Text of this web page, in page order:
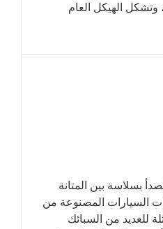
وتشكل الهيكل العام
بسلاسة بين المتانة
السيارات المصنوعة من
للعديد من السبائك